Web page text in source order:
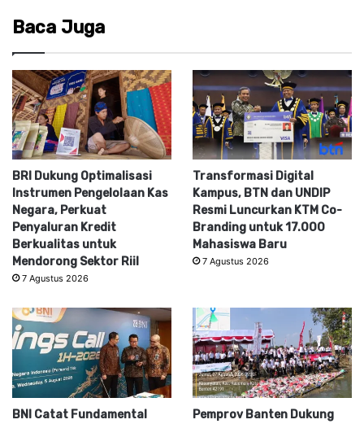
Baca Juga
BRI Dukung Optimalisasi
Instrumen Pengelolaan Kas
Negara, Perkuat
Penyaluran Kredit
Berkualitas untuk
Mendorong Sektor Riil
7 Agustus 2026
Transformasi Digital
Kampus, BTN dan UNDIP
Resmi Luncurkan KTM Co-
Branding untuk 17.000
Mahasiswa Baru
7 Agustus 2026
BNI Catat Fundamental
Pemprov Banten Dukung